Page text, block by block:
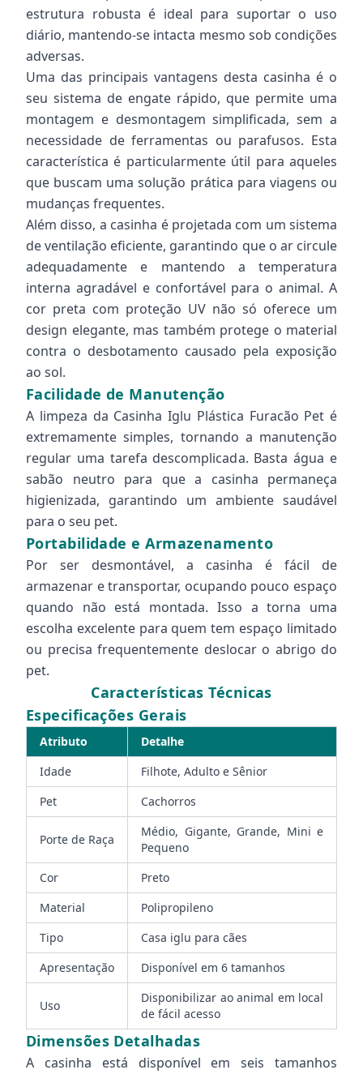
estrutura robusta é ideal para suportar o uso
diário, mantendo-se intacta mesmo sob condições
adversas.
Uma das principais vantagens desta casinha é o
seu sistema de engate rápido, que permite uma
montagem e desmontagem simplificada, sem a
necessidade de ferramentas ou parafusos. Esta
característica é particularmente útil para aqueles
que buscam uma solução prática para viagens ou
mudanças frequentes.
Além disso, a casinha é projetada com um sistema
de ventilação eficiente, garantindo que o ar circule
adequadamente e mantendo a temperatura
interna agradável e confortável para o animal. A
cor preta com proteção UV não só oferece um
design elegante, mas também protege o material
contra o desbotamento causado pela exposição
ao sol.
Facilidade de Manutenção
A limpeza da Casinha Iglu Plástica Furacão Pet é
extremamente simples, tornando a manutenção
regular uma tarefa descomplicada. Basta água e
sabão neutro para que a casinha permaneça
higienizada, garantindo um ambiente saudável
para o seu pet.
Portabilidade e Armazenamento
Por ser desmontável, a casinha é fácil de
armazenar e transportar, ocupando pouco espaço
quando não está montada. Isso a torna uma
escolha excelente para quem tem espaço limitado
ou precisa frequentemente deslocar o abrigo do
pet.
Características Técnicas
Especificações Gerais
Atributo
Detalhe
Idade
Filhote, Adulto e Sênior
Pet
Cachorros
Porte de Raça
Médio, Gigante, Grande, Mini e
Pequeno
Cor
Preto
Material
Polipropileno
Tipo
Casa iglu para cães
Apresentação
Disponível em 6 tamanhos
Uso
Disponibilizar ao animal em local
de fácil acesso
Dimensões Detalhadas
A casinha está disponível em seis tamanhos